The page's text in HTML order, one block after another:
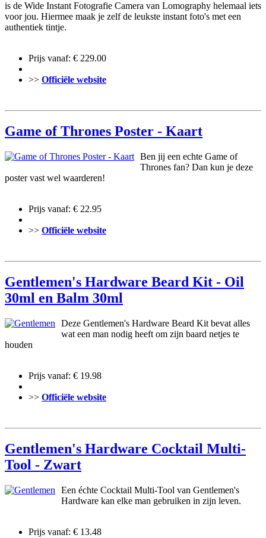
is de Wide Instant Fotografie Camera van Lomography helemaal iets
voor jou. Hiermee maak je zelf de leukste instant foto's met een
authentiek tintje.
Prijs vanaf: € 229.00
>> Officiële website
Game of Thrones Poster - Kaart
Ben jij een echte Game of
Thrones fan? Dan kun je deze
poster vast wel waarderen!
Prijs vanaf: € 22.95
>> Officiële website
Gentlemen's Hardware Beard Kit - Oil
30ml en Balm 30ml
Deze Gentlemen's Hardware Beard Kit bevat alles
wat een man nodig heeft om zijn baard netjes te
houden
Prijs vanaf: € 19.98
>> Officiële website
Gentlemen's Hardware Cocktail Multi-
Tool - Zwart
Een échte Cocktail Multi-Tool van Gentlemen's
Hardware kan elke man gebruiken in zijn leven.
Prijs vanaf: € 13.48